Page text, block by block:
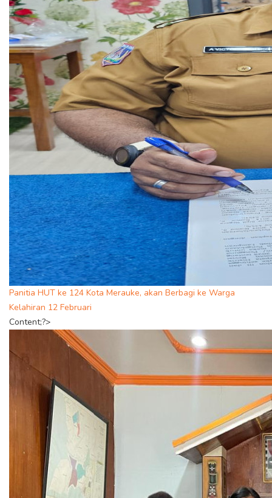
Panitia HUT ke 124 Kota Merauke, akan Berbagi ke Warga
Kelahiran 12 Februari
Content;?>